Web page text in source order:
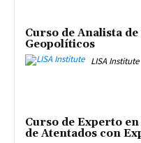
Curso de Analista
Geopolíticos
LISA Institute
Curso de Experto
de Atentados con